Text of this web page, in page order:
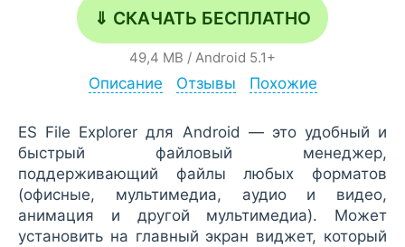
⇓ СКАЧАТЬ БЕСПЛАТНО
49,4 MB / Android 5.1+
Описание Отзывы Похожие
ES File Explorer для Android — это удобный и
быстрый файловый менеджер,
поддерживающий файлы любых форматов
(офисные, мультимедиа, аудио и видео,
анимация и другой мультимедиа). Может
установить на главный экран виджет, который